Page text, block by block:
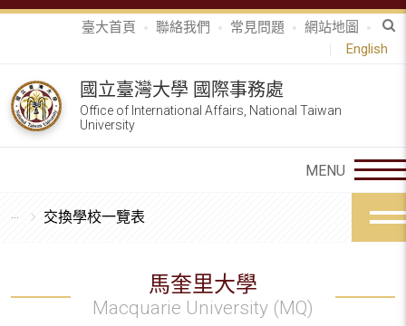
臺大首頁 聯絡我們 常見問題
網站地圖
English
國立臺灣大學 國際事務處
Office of International Affairs, National Taiwan
University
交換學校一覽表
馬奎里大學
Macquarie University (MQ)